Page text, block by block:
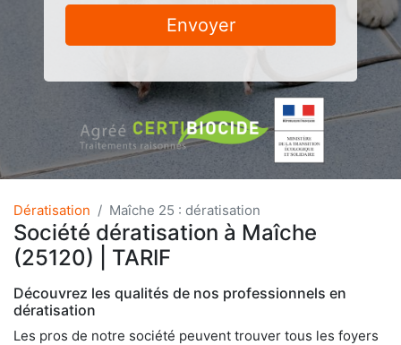
Envoyer
Dératisation Maîche 25 : dératisation
Société dératisation à Maîche
(25120) | TARIF
Découvrez les qualités de nos professionnels en
dératisation
Les pros de notre société peuvent trouver tous les foyers